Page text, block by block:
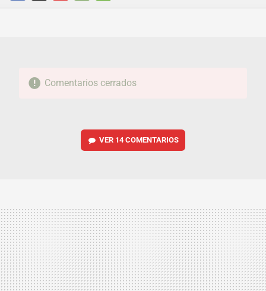
FACEBOOKTWITTERFLIPBOARD
E-
WHATSAPP
Comentarios cerrados
VER 14 COMENTARIOS